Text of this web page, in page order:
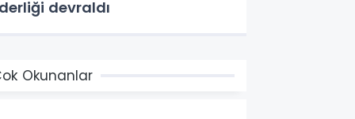
devraldı
Okunanlar